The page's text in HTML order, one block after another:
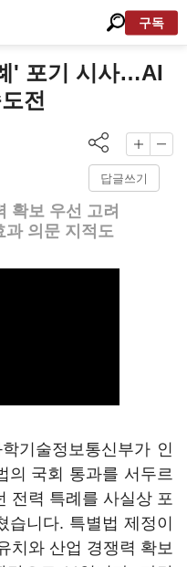
구독
' 포기 시사…AI
전
답글쓰기
확보 우선 고려
과 의문 지적도
기술정보통신부가 인
의 국회 통과를 서두르
전력 특례를 사실상 포
니다. 특별법 제정이
치와 산업 경쟁력 확보